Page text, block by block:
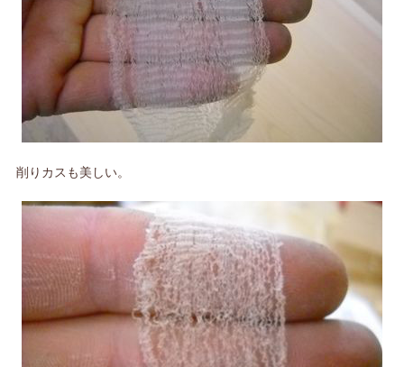
削りカスも美しい。